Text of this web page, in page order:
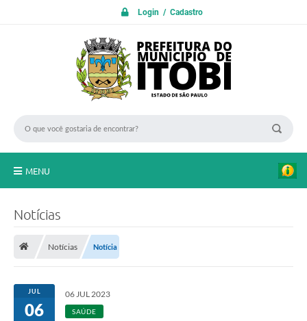
Login / Cadastro
MENU
Departamentos
Notícias
Notícias Notícia
JUL
06
06 JUL 2023
SAÚDE